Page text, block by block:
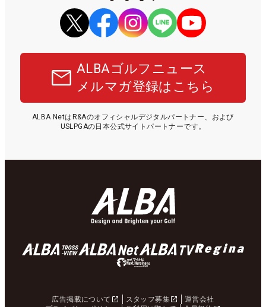
ALBAゴルフニュース
メルマガ登録はこちら
ALBA NetはR&Aのオフィシャルデジタルパートナー、および
USLPGAの日本公式サイトパートナーです。
広告掲載について スタッフ募集
運営会社